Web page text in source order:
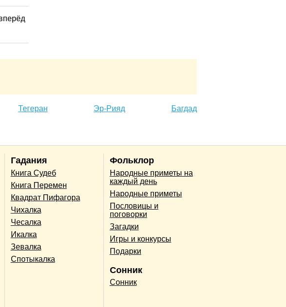
Тегеран Эр-Рияд Багдад
Гадания
Книга Судеб
Книга Перемен
Квадрат Пифагора
Чихалка
Чесалка
Икалка
Зевалка
Спотыкалка
Фольклор
Народные приметы на
каждый день
Народные приметы
Пословицы и
поговорки
Загадки
Игры и конкурсы
Подарки
Сонник
Сонник